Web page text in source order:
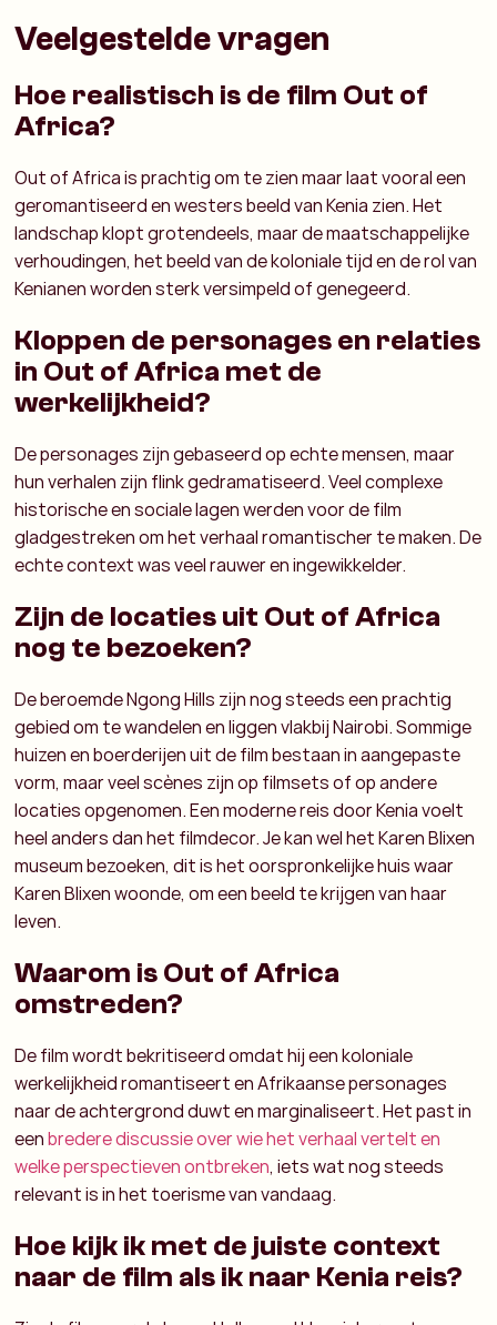
Veelgestelde vragen
Hoe realistisch is de film Out of
Africa?
Out of Africa is prachtig om te zien maar laat vooral een
geromantiseerd en westers beeld van Kenia zien. Het
landschap klopt grotendeels, maar de maatschappelijke
verhoudingen, het beeld van de koloniale tijd en de rol van
Kenianen worden sterk versimpeld of genegeerd.
Kloppen de personages en relaties
in Out of Africa met de
werkelijkheid?
De personages zijn gebaseerd op echte mensen, maar
hun verhalen zijn flink gedramatiseerd. Veel complexe
historische en sociale lagen werden voor de film
gladgestreken om het verhaal romantischer te maken. De
echte context was veel rauwer en ingewikkelder.
Zijn de locaties uit Out of Africa
nog te bezoeken?
De beroemde Ngong Hills zijn nog steeds een prachtig
gebied om te wandelen en liggen vlakbij Nairobi. Sommige
huizen en boerderijen uit de film bestaan in aangepaste
vorm, maar veel scènes zijn op filmsets of op andere
locaties opgenomen. Een moderne reis door Kenia voelt
heel anders dan het filmdecor. Je kan wel het Karen Blixen
museum bezoeken, dit is het oorspronkelijke huis waar
Karen Blixen woonde, om een beeld te krijgen van haar
leven.
Waarom is Out of Africa
omstreden?
De film wordt bekritiseerd omdat hij een koloniale
werkelijkheid romantiseert en Afrikaanse personages
naar de achtergrond duwt en marginaliseert. Het past in
eenbredere discussie over wie het verhaal vertelt en
welke perspectieven ontbreken, iets wat nog steeds
relevant is in het toerisme van vandaag.
Hoe kijk ik met de juiste context
naar de film als ik naar Kenia reis?